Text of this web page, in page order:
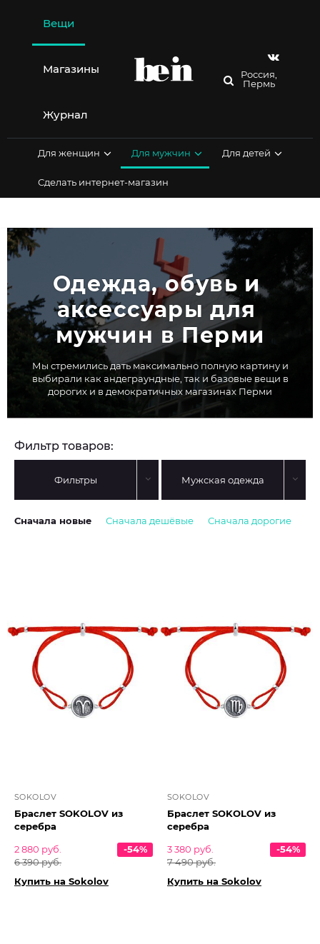
содержимому
Вещи
Магазины
Журнал
Россия,
Пермь
Для женщин Для мужчин Для детей
Сделать интернет-магазин
Одежда, обувь и
аксессуары для
мужчин в Перми
Мы стремились дать максимально полную картину и
выбирали как андеграундные, так и базовые вещи в
дорогих и в демократичных магазинах Перми
Фильтр товаров:
Фильтры Мужская одежда
Сначала новые Сначала дешёвые Сначала дорогие
SOKOLOV
Браслет SOKOLOV из
серебра
2 880 руб.
6 390 руб.
-54%
Купить на Sokolov
SOKOLOV
Браслет SOKOLOV из
серебра
3 380 руб.
7 490 руб.
-54%
Купить на Sokolov